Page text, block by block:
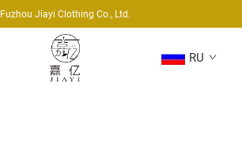
Fuzhou Jiayi Clothing Co., Ltd.
RU